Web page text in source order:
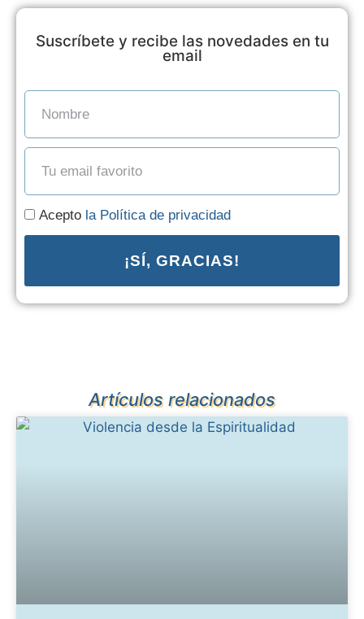
Suscríbete y recibe las novedades en tu
email
Acepto la Política de privacidad
¡SÍ, GRACIAS!
Artículos relacionados